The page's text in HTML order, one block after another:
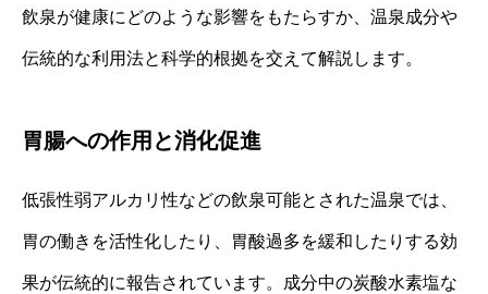
飲泉が健康にどのような影響をもたらすか、温泉成分や
伝統的な利用法と科学的根拠を交えて解説します。
胃腸への作用と消化促進
低張性弱アルカリ性などの飲泉可能とされた温泉では、
胃の働きを活性化したり、胃酸過多を緩和したりする効
果が伝統的に報告されています。成分中の炭酸水素塩な